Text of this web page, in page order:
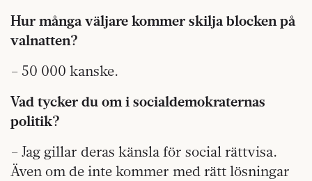
Hur många väljare kommer skilja blocken på
valnatten?
– 50 000 kanske.
Vad tycker du om i socialdemokraternas
politik?
– Jag gillar deras känsla för social rättvisa.
Även om de inte kommer med rätt lösningar